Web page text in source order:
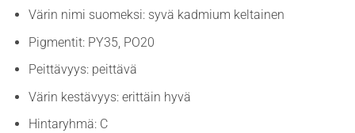
Värin nimi suomeksi: syvä kadmium keltainen
Pigmentit: PY35, PO20
Peittävyys: peittävä
Värin kestävyys: erittäin hyvä
Hintaryhmä: C